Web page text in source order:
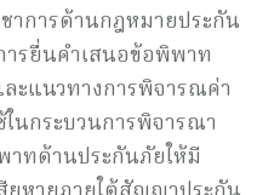
าการด้านกฎหมายประกัน
ารยื่นคำเสนอข้อพิพาท
ะแนวทางการพิจารณค่า
นกระบวนการพิจารณา
ทด้านประกันภัยให้มี